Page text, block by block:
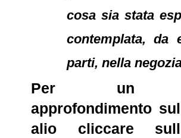
cosa sia stata
contemplata, da
parti, nella
Per un
approfondimento
alio cliccare